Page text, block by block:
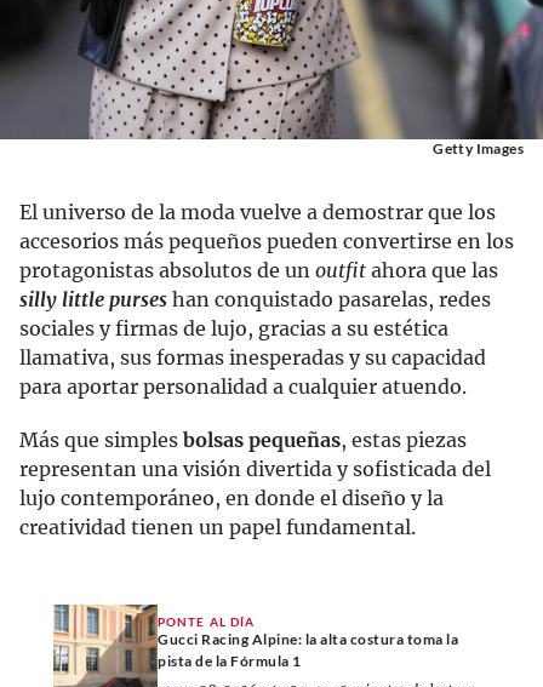
Getty Images
El universo de la moda vuelve a demostrar que los
accesorios más pequeños pueden convertirse en los
protagonistas absolutos de un outfit ahora que las
silly little purses han conquistado pasarelas, redes
sociales y firmas de lujo, gracias a su estética
llamativa, sus formas inesperadas y su capacidad
para aportar personalidad a cualquier atuendo.
Más que simples bolsas pequeñas, estas piezas
representan una visión divertida y sofisticada del
lujo contemporáneo, en donde el diseño y la
creatividad tienen un papel fundamental.
PONTE AL DÍA
Gucci Racing Alpine: la alta costura toma la
pista de la Fórmula 1